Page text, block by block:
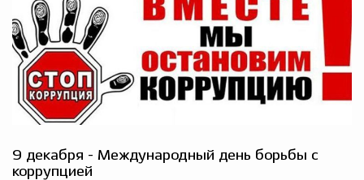
9 декабря - Международный день борьбы с
коррупцией